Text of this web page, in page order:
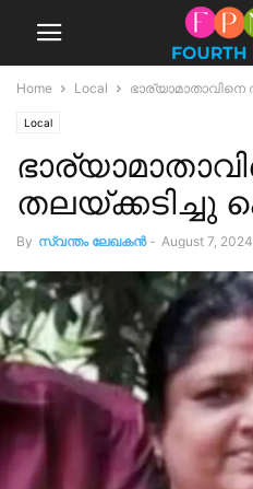
Home Local
Local
തലയ്ക്കടിച്ചു
By സ്വന്തം ലേഖകന്‍ - August 7,